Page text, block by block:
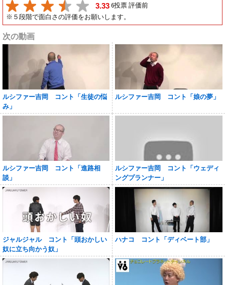
3.336投票 評価前
※５段階で面白さの評価をお願いします。
次の動画
ルシファー吉岡 コント「生徒の悩
み」
ルシファー吉岡 コント「娘の夢」
ルシファー吉岡 コント「進路相
談」
ルシファー吉岡 コント「ウェディ
ングプランナー」
ジャルジャル コント「頭おかしい
奴に立ち向かう奴」
ハナコ コント「ディベート部」